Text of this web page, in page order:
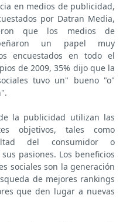
en medios de publicidad,
por Datran Media,
que los medios de
un papel muy
encuestados en todo el
de 2009, 35% dijo que la
tuvo un" bueno "o"
la publicidad utilizan las
objetivos, tales como
del consumidor o
pasiones. Los beneficios
sociales son la generación
de mejores rankings
que den lugar a nuevas